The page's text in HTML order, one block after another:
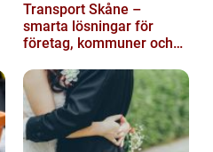
Transport Skåne –
smarta lösningar för
företag, kommuner och